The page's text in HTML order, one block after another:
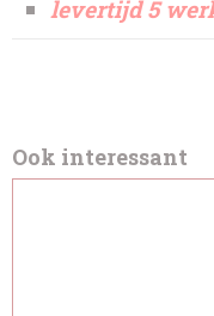
levertijd 5
Ook interessant